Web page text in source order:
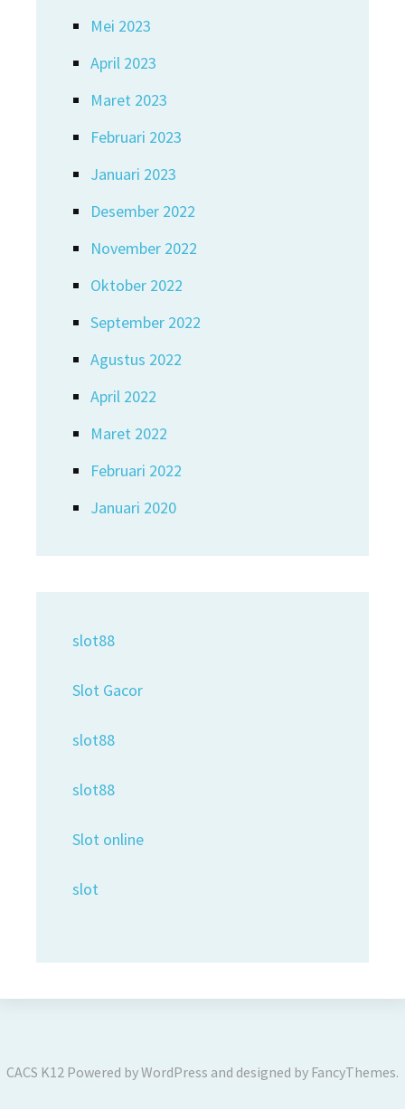
Mei 2023
April 2023
Maret 2023
Februari 2023
Januari 2023
Desember 2022
November 2022
Oktober 2022
September 2022
Agustus 2022
April 2022
Maret 2022
Februari 2022
Januari 2020
slot88
Slot Gacor
slot88
slot88
Slot online
slot
CACS K12 Powered byWordPress and designed by FancyThemes.